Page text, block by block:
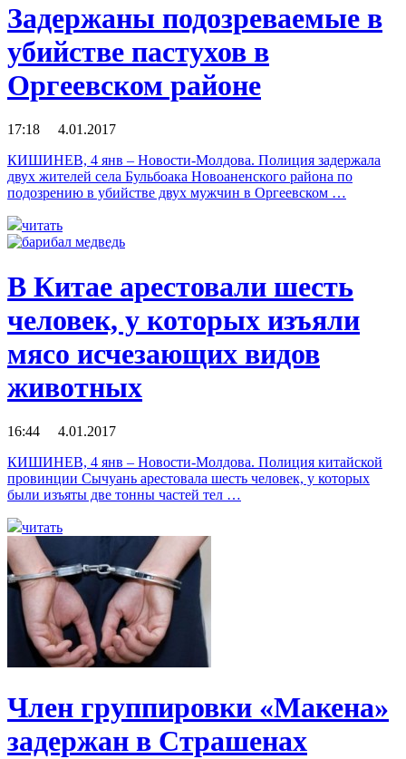
Задержаны подозреваемые в
убийстве пастухов в
Оргеевском районе
17:18 4.01.2017
КИШИНЕВ, 4 янв – Новости-Молдова. Полиция задержала
двух жителей села Бульбоака Новоаненского района по
подозрению в убийстве двух мужчин в Оргеевском …
читать
В Китае арестовали шесть
человек, у которых изъяли
мясо исчезающих видов
животных
16:44 4.01.2017
КИШИНЕВ, 4 янв – Новости-Молдова. Полиция китайской
провинции Сычуань арестовала шесть человек, у которых
были изъяты две тонны частей тел …
читать
Член группировки «Макена»
задержан в Страшенах